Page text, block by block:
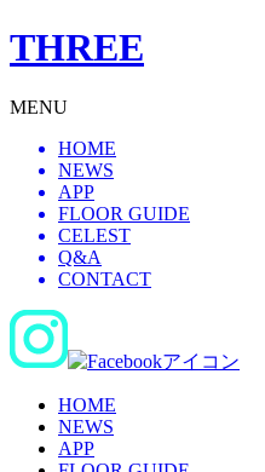
THREE
MENU
HOME
NEWS
APP
FLOOR GUIDE
CELEST
Q&A
CONTACT
HOME
NEWS
APP